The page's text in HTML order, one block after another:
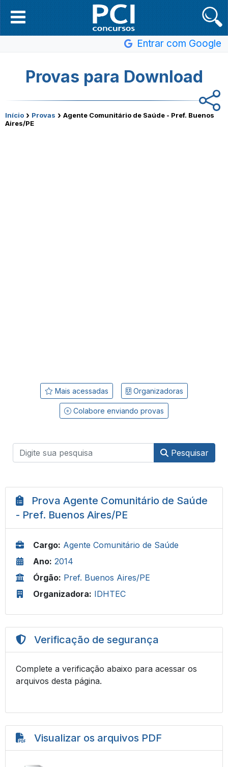
Entrar com Google
Provas para Download
Início › Provas › Agente Comunitário de Saúde - Pref. Buenos
Aires/PE
Mais acessadas Organizadoras
Colabore enviando provas
Pesquisar
Prova Agente Comunitário de Saúde
- Pref. Buenos Aires/PE
Cargo: Agente Comunitário de Saúde
Ano: 2014
Órgão: Pref. Buenos Aires/PE
Organizadora: IDHTEC
Verificação de segurança
Complete a verificação abaixo para acessar os
arquivos desta página.
Visualizar os arquivos PDF